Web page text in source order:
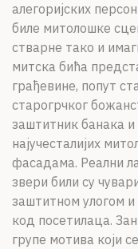
алегоријских
биле митолошке
стварне тако и
митска бића
грађевине, попут
старогрчког
заштитник банака
најучесталијих
фасадама. Реални
звери били су
заштитном улогом
код посетилаца.
групе мотива који